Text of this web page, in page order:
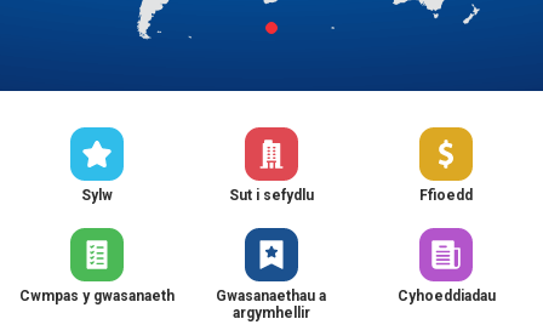
Sylw Sut i sefydlu Ffioedd
Cwmpas y gwasanaeth
Gwasanaethau a
argymhellir
Cyhoeddiadau